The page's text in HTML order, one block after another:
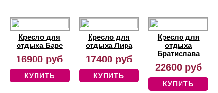
Кресло для
отдыха Барс
16900 руб
КУПИТЬ
Кресло для
отдыха Лира
17400 руб
КУПИТЬ
Кресло для
отдыха
Братислава
22600 руб
КУПИТЬ